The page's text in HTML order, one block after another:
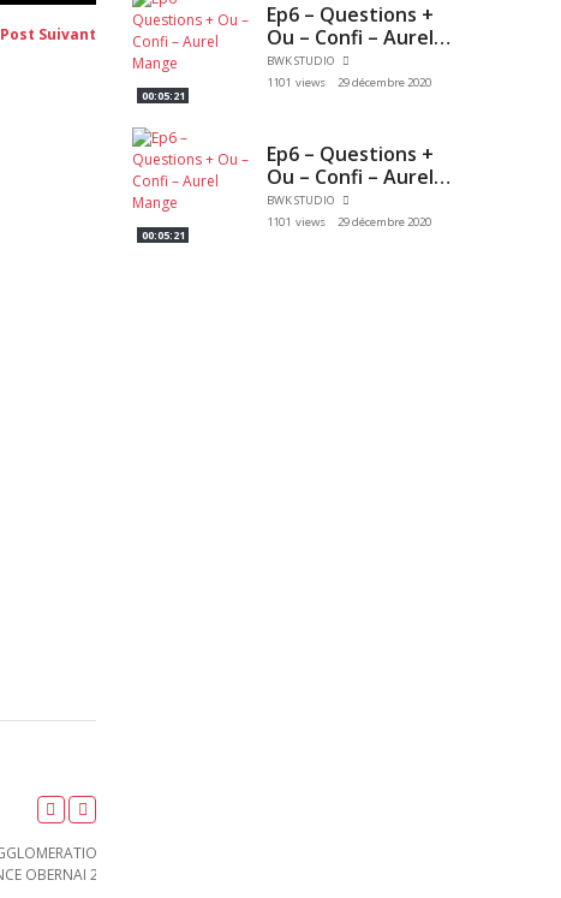
Post Suivant
suivant:
00:05:21
Ep6 – Questions +
Ou – Confi – Aurel
Mange
BWK STUDIO
1101 views
29 décembre 2020
00:05:21
Ep6 – Questions +
Ou – Confi – Aurel
Mange
BWK STUDIO
1101 views
29 décembre 2020